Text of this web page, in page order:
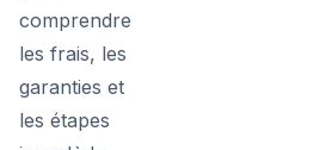
comprendre
les frais, les
garanties et
les étapes